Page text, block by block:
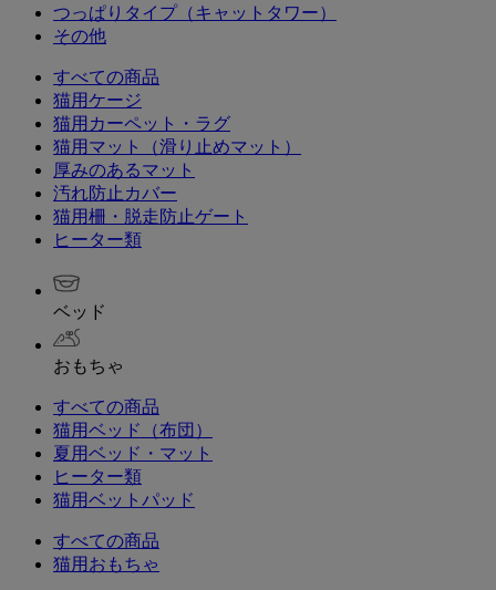
つっぱりタイプ（キャットタワー）
その他
すべての商品
猫用ケージ
猫用カーペット・ラグ
猫用マット（滑り止めマット）
厚みのあるマット
汚れ防止カバー
猫用柵・脱走防止ゲート
ヒーター類
ベッド
おもちゃ
すべての商品
猫用ベッド（布団）
夏用ベッド・マット
ヒーター類
猫用ベットパッド
すべての商品
猫用おもちゃ